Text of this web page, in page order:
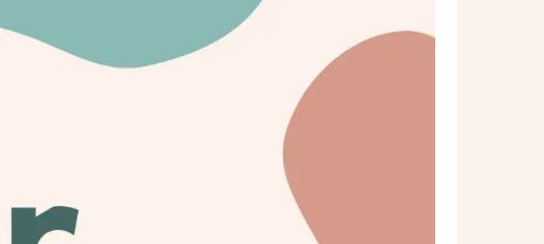
En savoir plus
stratégie alignée, un